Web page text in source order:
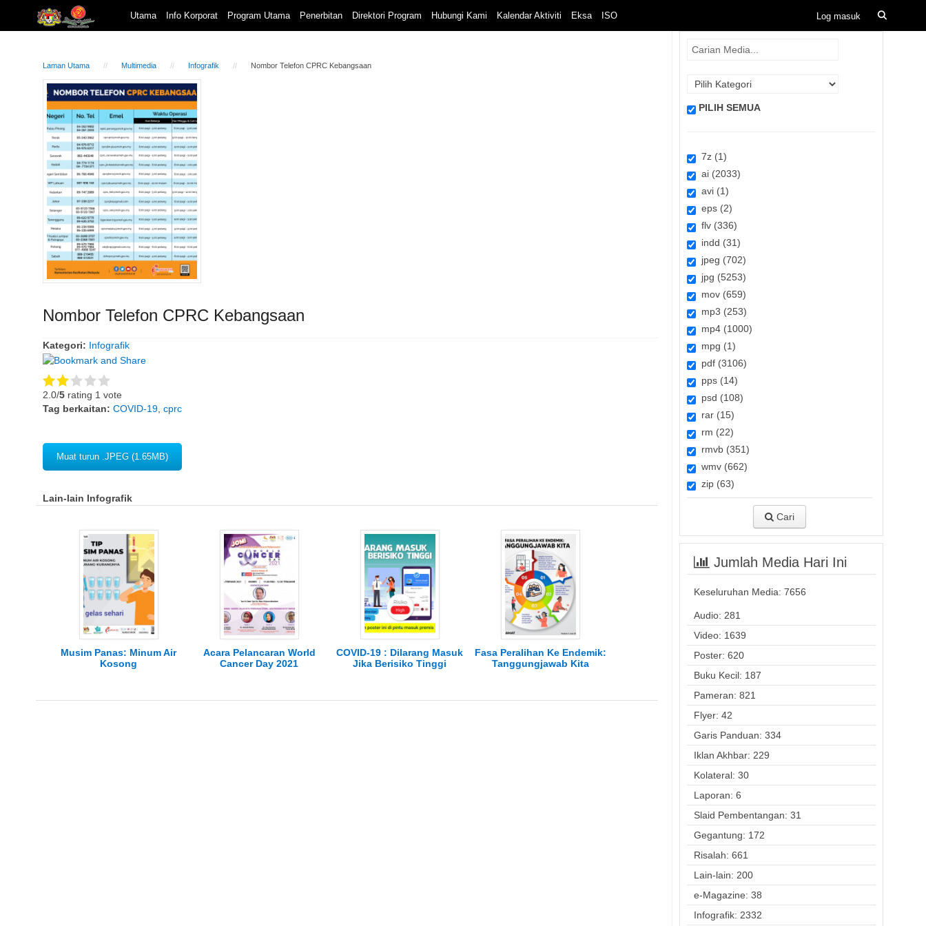
Utama Info Korporat Program Utama Penerbitan Direktori Program Hubungi Kami Kalendar Aktiviti Eksa ISO
Laman Utama Multimedia Infografik Nombor Telefon CPRC Kebangsaan
Nombor Telefon CPRC Kebangsaan
Kategori: Infografik
2.0/5 rating 1 vote
Tag berkaitan: COVID-19 cprc
Muat turun .JPEG (1.65MB)
Lain-lain Infografik
Musim Panas: Minum Air
Kosong
Acara Pelancaran World
Cancer Day 2021
COVID-19 : Dilarang Masuk
Jika Berisiko Tinggi
Fasa Peralihan Ke Endemik:
Tanggungjawab Kita
PILIH SEMUA
7z (1)
ai (2033)
avi (1)
eps (2)
flv (336)
indd (31)
jpeg (702)
jpg (5253)
mov (659)
mp3 (253)
mp4 (1000)
mpg (1)
pdf (3106)
pps (14)
psd (108)
rar (15)
rm (22)
rmvb (351)
wmv (662)
zip (63)
Cari
Jumlah Media Hari Ini
Keseluruhan Media: 7656
Audio: 281
Video: 1639
Poster: 620
Buku Kecil: 187
Pameran: 821
Flyer: 42
Garis Panduan: 334
Iklan Akhbar: 229
Kolateral: 30
Laporan: 6
Slaid Pembentangan: 31
Gegantung: 172
Risalah: 661
Lain-lain: 200
e-Magazine: 38
Infografik: 2332